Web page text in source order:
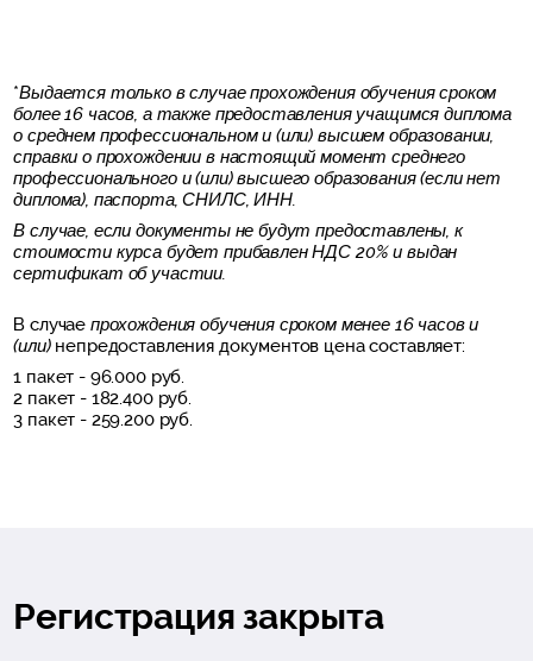
*Выдается только в случае прохождения обучения сроком
более 16 часов, а также предоставления учащимся диплома
о среднем профессиональном и (или) высшем образовании,
справки о прохождении в настоящий момент среднего
профессионального и (или) высшего образования (если нет
диплома), паспорта, СНИЛС, ИНН.
В случае, если документы не будут предоставлены, к
стоимости курса будет прибавлен НДС 20% и выдан
сертификат об участии.
В случае прохождения обучения сроком менее 16 часов и
(или)непредоставления документов цена составляет:
1 пакет - 96.000 руб.
2 пакет - 182.400 руб.
3 пакет - 259.200 руб.
Регистрация закрыта